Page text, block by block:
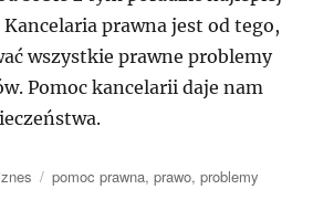
prawna jest od tego,
wszystkie prawne problemy
Pomoc kancelarii daje nam
Tagi
pomoc prawna,prawo,problemy